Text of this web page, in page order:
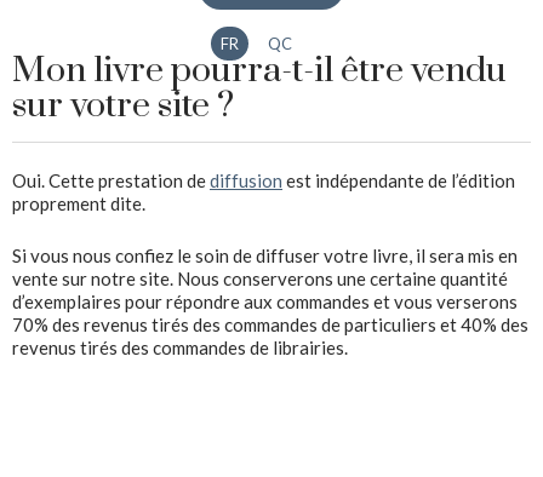
FR QC
Mon livre pourra-t-il être vendu
sur votre site ?
Oui. Cette prestation dediffusion est indépendante de l’édition
proprement dite.
Si vous nous confiez le soin de diffuser votre livre, il sera mis en
vente sur notre site. Nous conserverons une certaine quantité
d’exemplaires pour répondre aux commandes et vous verserons
70% des revenus tirés des commandes de particuliers et 40% des
revenus tirés des commandes de librairies.